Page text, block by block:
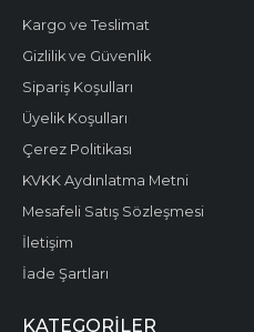
Kargo ve Teslimat
Gizlilik ve Güvenlik
Sipariş Koşulları
Üyelik Koşulları
Çerez Politikası
KVKK Aydınlatma Metni
Mesafeli Satış Sözleşmesi
İletişim
İade Şartları
KATEGORILER